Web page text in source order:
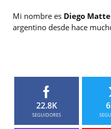
Mi nombre es Diego
argentino desde hace
22.8K
SEGUIDORES